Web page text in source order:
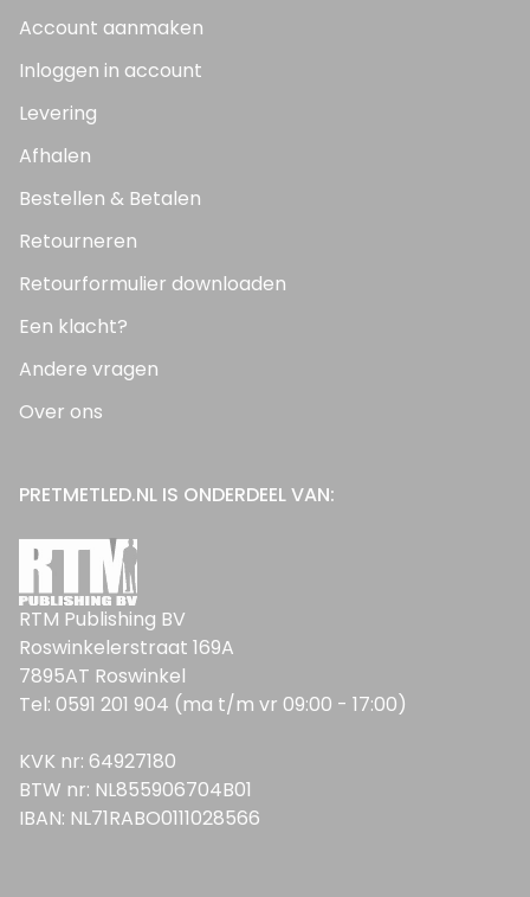
Account aanmaken
Inloggen in account
Levering
Afhalen
Bestellen & Betalen
Retourneren
Retourformulier downloaden
Een klacht?
Andere vragen
Over ons
PRETMETLED.NL IS ONDERDEEL VAN:
RTM Publishing BV
Roswinkelerstraat 169A
7895AT Roswinkel
Tel: 0591 201 904 (ma t/m vr 09:00 - 17:00)
KVK nr: 64927180
BTW nr: NL855906704B01
IBAN: NL71RABO0111028566